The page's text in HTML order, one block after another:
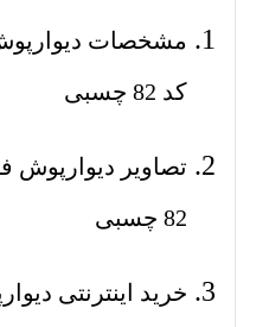
مشخصات
کد 82 چسبی
تصاویر دیوارپوش
82 چسبی
خرید اینترنتی